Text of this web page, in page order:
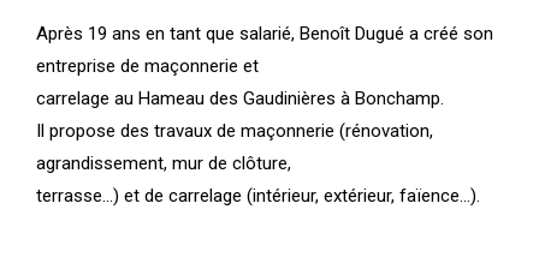
Après 19 ans en tant que salarié, Benoît Dugué a créé son
entreprise de maçonnerie et
carrelage au Hameau des Gaudinières à Bonchamp.
Il propose des travaux de maçonnerie (rénovation,
agrandissement, mur de clôture,
terrasse…) et de carrelage (intérieur, extérieur, faïence…).